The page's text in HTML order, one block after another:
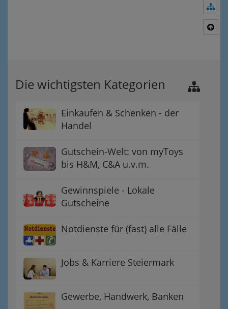
Die wichtigsten Kategorien
Einkaufen & Schenken - der
Handel
Gutschein-Welt: von myToys
bis H&M, C&A u.v.m.
Gewinnspiele - Lokale
Gutscheine
Notdienste für (fast) alle Fälle
Jobs & Karriere Steiermark
Gewerbe, Handwerk, Banken